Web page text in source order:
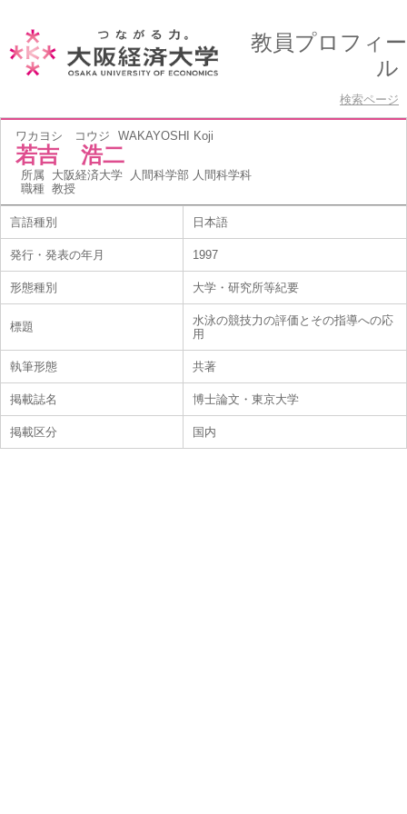
教員プロフィー
ル
検索ページ
ワカヨシ コウジ WAKAYOSHI Koji
若吉 浩二
所属 大阪経済大学 人間科学部 人間科学科
職種 教授
言語種別 日本語
発行・発表の年月 1997
形態種別 大学・研究所等紀要
標題
水泳の競技力の評価とその指導への応
用
執筆形態 共著
掲載誌名 博士論文・東京大学
掲載区分 国内